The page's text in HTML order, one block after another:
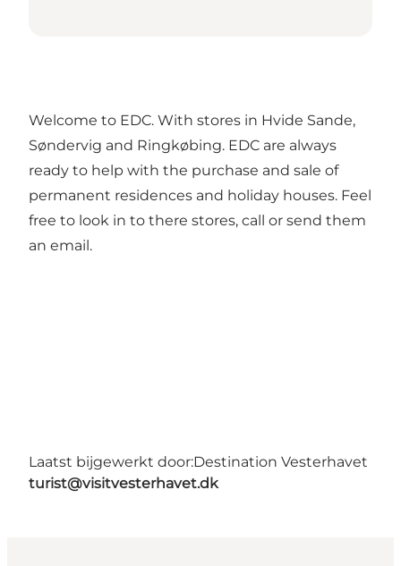
Welcome to EDC. With stores in Hvide Sande,
Søndervig and Ringkøbing. EDC are always
ready to help with the purchase and sale of
permanent residences and holiday houses. Feel
free to look in to there stores, call or send them
an email.
Laatst bijgewerkt door:Destination Vesterhavet
turist@visitvesterhavet.dk